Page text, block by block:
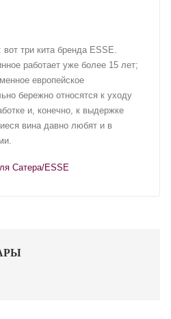
три кита бренда ESSE.
работает уже более 15 лет;
европейское
бережно относятся к уходу
и, конечно, к выдержке
вина давно любят и в
Сатера/ESSE